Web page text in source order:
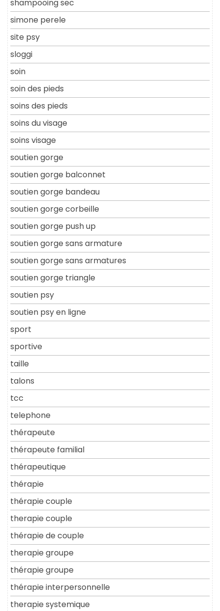
shampooing sec
simone perele
site psy
sloggi
soin
soin des pieds
soins des pieds
soins du visage
soins visage
soutien gorge
soutien gorge balconnet
soutien gorge bandeau
soutien gorge corbeille
soutien gorge push up
soutien gorge sans armature
soutien gorge sans armatures
soutien gorge triangle
soutien psy
soutien psy en ligne
sport
sportive
taille
talons
tcc
telephone
thérapeute
thérapeute familial
thérapeutique
thérapie
thérapie couple
therapie couple
thérapie de couple
therapie groupe
thérapie groupe
thérapie interpersonnelle
therapie systemique